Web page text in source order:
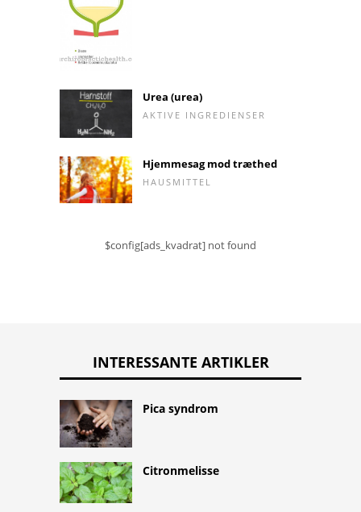
Urea (urea)
AKTIVE INGREDIENSER
Hjemmesag mod træthed
HAUSMITTEL
$config[ads_kvadrat] not found
INTERESSANTE ARTIKLER
Pica syndrom
Citronmelisse